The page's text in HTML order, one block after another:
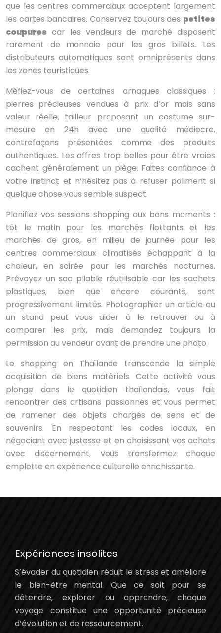
que les centres commerciaux acceptent largement
les cartes bancaires. Conservez toujours des petites
coupures car les vendeurs de marché disposent
rarement de monnaie pour les gros billets. Les
distributeurs automatiques sont omniprésents dans
les zones touristiques.
Méfiez-vous de certaines arnaques classiques :
pierres précieuses vendues à prix d’or mais sans
valeur réelle, tailleur proposant un costume sur-
mesure en 24h avec une qualité médiocre,
contrefaçons présentées comme des produits
authentiques. Les offres trop belles pour être vraies
cachent généralement un piège. Faites confiance à
votre instinct et n’hésitez pas à refuser poliment si
quelque chose vous semble suspect.
Planifiez vos sessions shopping aux bons moments :
tôt le matin pour les marchés flottants et les
marchés de gros, en milieu de journée pour les
centres commerciaux climatisés échappant à la
chaleur, en soirée pour les marchés nocturnes.
Prévoyez un sac pliable réutilisable car les sachets
plastiques, bien que encore courants, sont
progressivement limités. Photographier un article ou
un stand peut vous aider à le retrouver ou à
comparer les prix, mais demandez toujours la
permission au vendeur avant de prendre une photo.
Le shopping en Thaïlande transcende la simple
acquisition de biens matériels. Cette activité vous
plonge dans le quotidien thaïlandais, vous fait
rencontrer des artisans passionnés et vous permet
de ramener des objets chargés de sens et de
souvenirs. En respectant les codes locaux, en
négociant avec justesse et en choisissant vos achats
avec discernement, vous transformez chaque
emplette en expérience culturelle enrichissante.
Expériences insolites
S’évader du quotidien réduit le stress et améliore
le bien-être mental. Que ce soit pour se
détendre, explorer ou apprendre, chaque
voyage constitue une opportunité précieuse
d’évolution et de ressourcement.